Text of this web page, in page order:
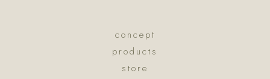
concept
products
store